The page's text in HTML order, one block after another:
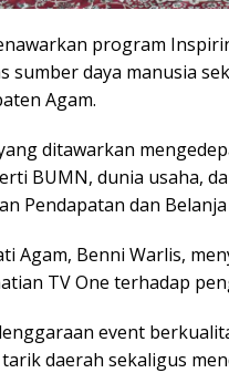
program
sumber daya manusia
Agam.
ditawarkan
BUMN, dunia usaha,
Pendapatan dan Belanja
Agam, Benni Warlis,
TV One terhadap
event
daerah sekaligus